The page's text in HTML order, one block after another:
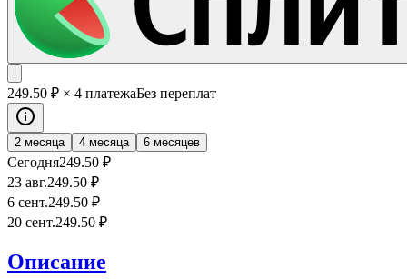
249.50 ₽ × 4 платежаБез переплат
2 месяца 4 месяца 6 месяцев
Сегодня249.50 ₽
23 авг.249.50 ₽
6 сент.249.50 ₽
20 сент.249.50 ₽
Описание